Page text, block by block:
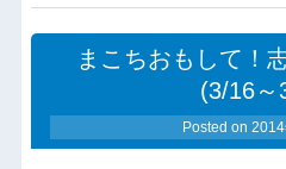
まこちおもして！
(3/16～
Posted on